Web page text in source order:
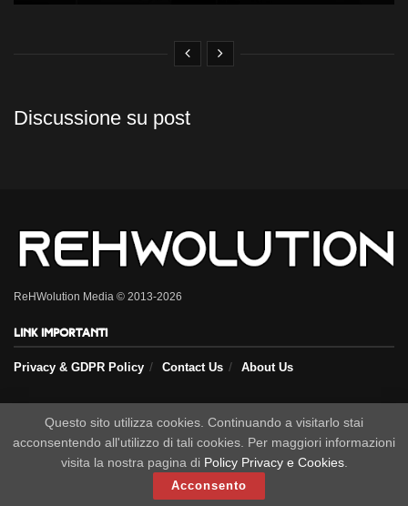
Discussione su post
ReHWolution Media © 2013-2026
Link importanti
Privacy & GDPR Policy Contact Us About Us
Seguici sui nostri social
Questo sito utilizza cookies. Continuando a visitarlo stai
acconsentendo all'utilizzo di tali cookies. Per maggiori informazioni
visita la nostra pagina di Policy Privacy e Cookies.
Acconsento